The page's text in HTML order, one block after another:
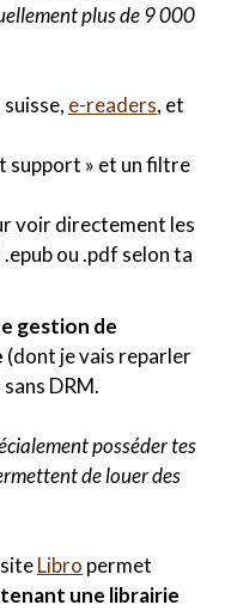
plus de 9 000
e-readers, et
support » et un filtre
voir directement les
ou .pdf selon ta
gestion de
(dont je vais reparler
DRM.
posséder tes
de louer des
siteLibro permet
une librairie